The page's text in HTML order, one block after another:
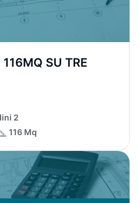
SU TRE
2
116 Mq